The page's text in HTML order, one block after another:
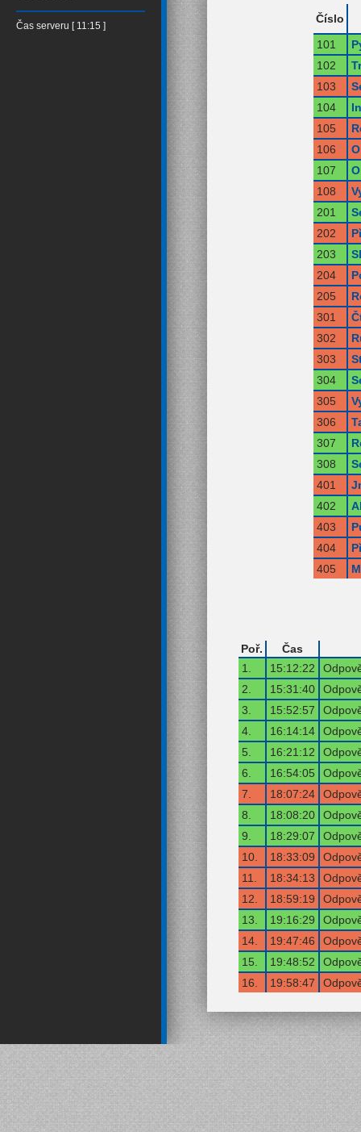
Čas serveru [ 11:15 ]
Číslo
101
102
103
104
105
106
107
108
201
202
203
204
205
301
302
303
304
305
306
307
308
401
402
403
404
405
Poř.
Čas
1.
15:12:22
2.
15:31:40
3.
15:52:57
4.
16:14:14
5.
16:21:12
6.
16:54:05
7.
18:07:24
8.
18:08:20
9.
18:29:07
10.
18:33:09
11.
18:34:13
12.
18:59:19
13.
19:16:29
14.
19:47:46
15.
19:48:52
16.
19:58:47